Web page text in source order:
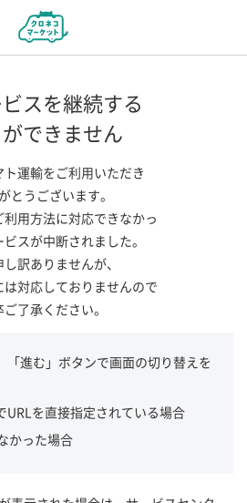
スを継続する
できません
ト運輸をご利用いただき
とうございます。
用方法に対応できなかっ
スが中断されました。
訳ありませんが、
対応しておりませんので
了承ください。
「進む」ボタンで画面の切り替えを
URLを直接指定されている場合
かった場合